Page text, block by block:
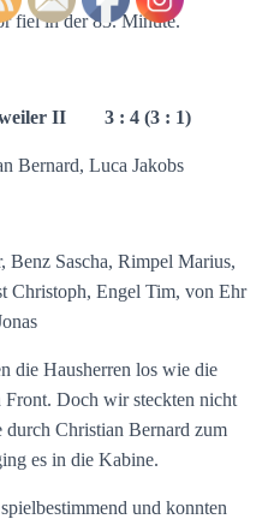
fiel in der 83. Minute.
II 3 : 4 (3 : 1)
Bernard, Luca Jakobs
Benz Sascha, Rimpel Marius,
Christoph, Engel Tim, von Ehr
die Hausherren los wie die
Doch wir steckten nicht
Christian Bernard zum
es in die Kabine.
und konnten